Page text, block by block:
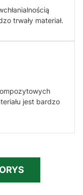
trwały materiał.
jest bardzo